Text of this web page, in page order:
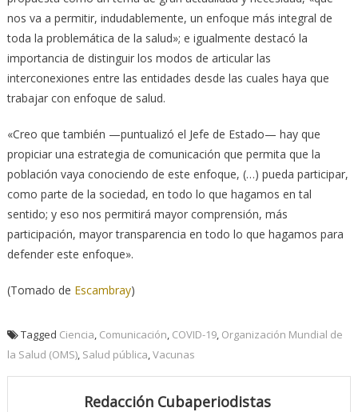
nos va a permitir, indudablemente, un enfoque más integral de
toda la problemática de la salud»; e igualmente destacó la
importancia de distinguir los modos de articular las
interconexiones entre las entidades desde las cuales haya que
trabajar con enfoque de salud.
«Creo que también —puntualizó el Jefe de Estado— hay que
propiciar una estrategia de comunicación que permita que la
población vaya conociendo de este enfoque, (…) pueda participar,
como parte de la sociedad, en todo lo que hagamos en tal
sentido; y eso nos permitirá mayor comprensión, más
participación, mayor transparencia en todo lo que hagamos para
defender este enfoque».
(Tomado de Escambray)
Tagged Ciencia Comunicación COVID-19, Organización Mundial de
la Salud (OMS), Salud pública Vacunas
Redacción Cubaperiodistas